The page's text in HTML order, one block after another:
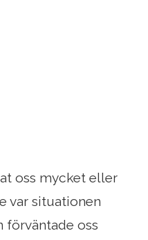
oss mycket eller
var situationen
förväntade oss